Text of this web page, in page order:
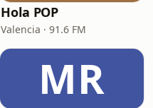
Hola POP
Valencia · 91.6 FM
MR